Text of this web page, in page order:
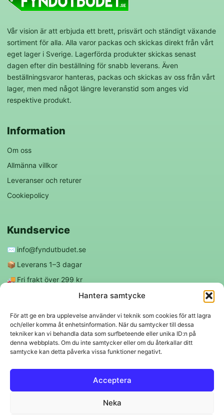
Hantera samtycke
För att ge en bra upplevelse använder vi teknik som cookies för att lagra
och/eller komma åt enhetsinformation. När du samtycker till dessa
tekniker kan vi behandla data som surfbeteende eller unika ID:n på
denna webbplats. Om du inte samtycker eller om du återkallar ditt
samtycke kan detta påverka vissa funktioner negativt.
Acceptera
Neka
Vår vision är att erbjuda ett brett, prisvärt och ständigt växande
sortiment för alla. Alla varor packas och skickas direkt från vårt
eget lager i Sverige. Lagerförda produkter skickas senast
dagen efter din beställning för snabb leverans. Även
beställningsvaror hanteras, packas och skickas av oss från vårt
lager, men med något längre leveranstid som anges vid
respektive produkt.
Information
Om oss
Allmänna villkor
Leveranser och returer
Cookiepolicy
Kundservice
✉️ info@fyndutbudet.se
📦 Leverans 1–3 dagar
🚚 Fri frakt över 299 kr
Följ oss
f ◎
Trygga betalningar
Swish